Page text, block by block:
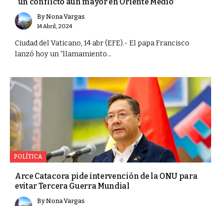
ByNona Vargas
14 Abril, 2024
Ciudad del Vaticano, 14 abr (EFE).- El papa Francisco
lanzó hoy un “llamamiento...
POLÍTICA
Arce Catacora pide intervención de la ONU para
evitar Tercera Guerra Mundial
ByNona Vargas